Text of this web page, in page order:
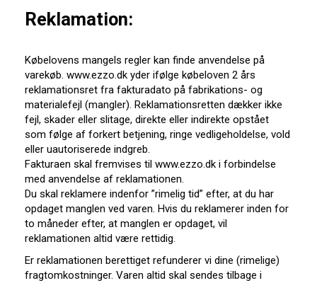
Reklamation:
Købelovens mangels regler kan finde anvendelse på
varekøb. www.ezzo.dk yder ifølge købeloven 2 års
reklamationsret fra fakturadato på fabrikations- og
materialefejl (mangler). Reklamationsretten dækker ikke
fejl, skader eller slitage, direkte eller indirekte opstået
som følge af forkert betjening, ringe vedligeholdelse, vold
eller uautoriserede indgreb.
Fakturaen skal fremvises til www.ezzo.dk i forbindelse
med anvendelse af reklamationen.
Du skal reklamere indenfor ”rimelig tid” efter, at du har
opdaget manglen ved varen. Hvis du reklamerer inden for
to måneder efter, at manglen er opdaget, vil
reklamationen altid være rettidig.
Er reklamationen berettiget refunderer vi dine (rimelige)
fragtomkostninger. Varen altid skal sendes tilbage i